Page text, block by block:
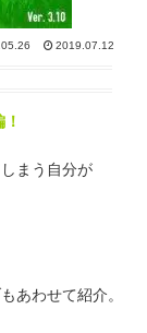
2019.07.12
まう自分が
あわせて紹介。